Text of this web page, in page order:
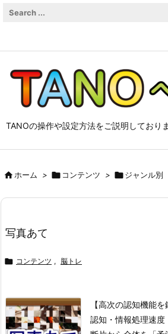
TANOの操作や設定方法をご説明しておりま
ホーム >  コンテンツ > ジャンル別
写真あて
 コンテンツ , 脳トレ
【高次の認知機能
認知・情報処理速度